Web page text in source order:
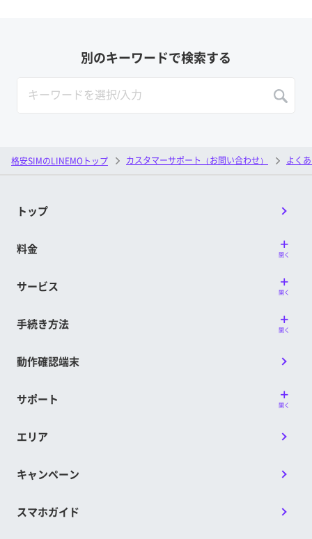
別のキーワードで検索する
格安SIMのLINEMOトップ カスタマーサポート（お問い合わせ） よく
トップ
料金 開く
サービス 開く
手続き方法 開く
動作確認端末
サポート 開く
エリア
キャンペーン
スマホガイド